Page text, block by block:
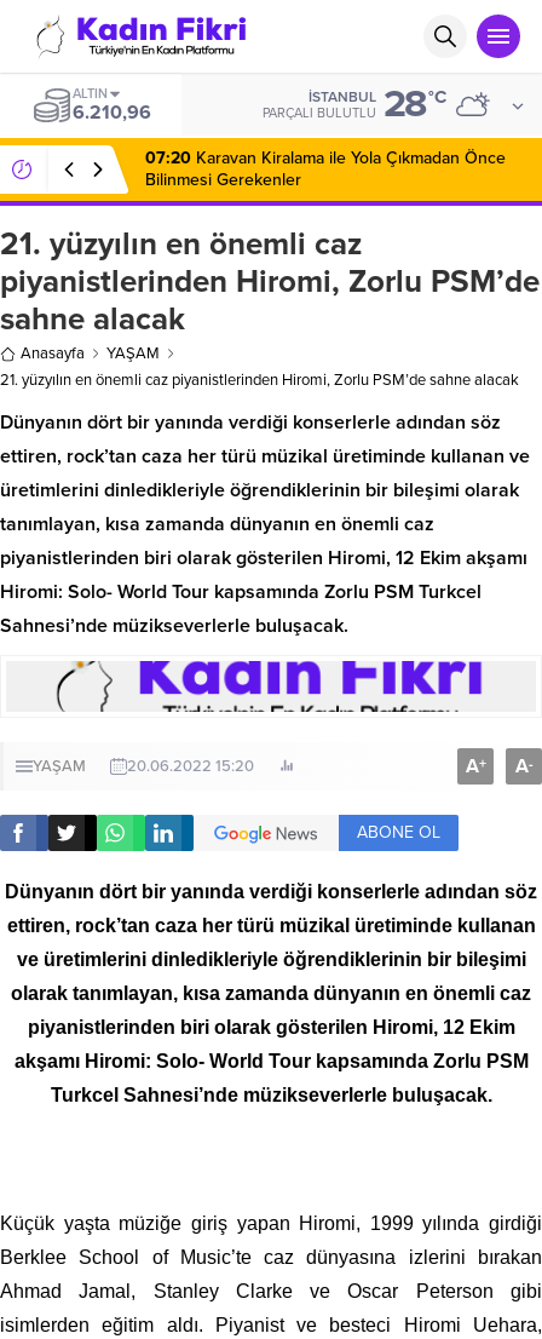
ALTIN
6.210,96
İSTANBUL
PARÇALI BULUTLU 28°C
07:20 Karavan Kiralama ile Yola Çıkmadan Önce
Bilinmesi Gerekenler
21. yüzyılın en önemli caz
piyanistlerinden Hiromi, Zorlu PSM’de
sahne alacak
Anasayfa
YAŞAM
21. yüzyılın en önemli caz piyanistlerinden Hiromi, Zorlu PSM’de sahne alacak
Dünyanın dört bir yanında verdiği konserlerle adından söz
ettiren, rock’tan caza her türü müzikal üretiminde kullanan ve
üretimlerini dinledikleriyle öğrendiklerinin bir bileşimi olarak
tanımlayan, kısa zamanda dünyanın en önemli caz
piyanistlerinden biri olarak gösterilen Hiromi, 12 Ekim akşamı
Hiromi: Solo- World Tour kapsamında Zorlu PSM Turkcel
Sahnesi’nde müzikseverlerle buluşacak.
YAŞAM 20.06.2022 15:20 A+ A-
ABONE OL
Dünyanın dört bir yanında verdiği konserlerle adından söz
ettiren, rock’tan caza her türü müzikal üretiminde kullanan
ve üretimlerini dinledikleriyle öğrendiklerinin bir bileşimi
olarak tanımlayan, kısa zamanda dünyanın en önemli caz
piyanistlerinden biri olarak gösterilen Hiromi, 12 Ekim
akşamı Hiromi: Solo- World Tour kapsamında Zorlu PSM
Turkcel Sahnesi’nde müzikseverlerle buluşacak.
Küçük yaşta müziğe giriş yapan Hiromi, 1999 yılında girdiği
Berklee School of Music’te caz dünyasına izlerini bırakan
Ahmad Jamal, Stanley Clarke ve Oscar Peterson gibi
isimlerden eğitim aldı. Piyanist ve besteci Hiromi Uehara,